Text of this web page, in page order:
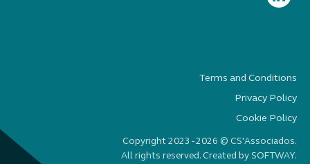
Terms and Conditions
Privacy Policy
Cookie Policy
Copyright 2023 - 2026 © CS'Associados.
All rights reserved. Created by SOFTWAY.